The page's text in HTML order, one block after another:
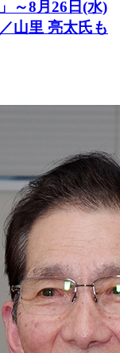
～8月26日(水)
山里 亮太氏も